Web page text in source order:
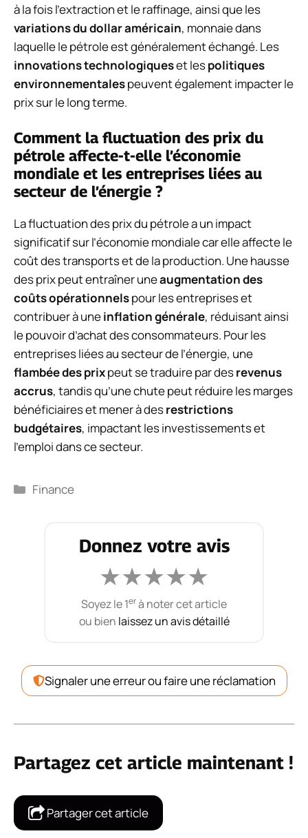
à la fois l’extraction et le raffinage, ainsi que les
variations du dollar américain, monnaie dans
laquelle le pétrole est généralement échangé. Les
innovations technologiqueset lespolitiques
environnementalespeuvent également impacter le
prix sur le long terme.
Comment la fluctuation des prix du
pétrole affecte-t-elle l’économie
mondiale et les entreprises liées au
secteur de l’énergie ?
La fluctuation des prix du pétrole a un impact
significatif sur l’économie mondiale car elle affecte le
coût des transports et de la production. Une hausse
des prix peut entraîner uneaugmentation des
coûts opérationnelspour les entreprises et
contribuer à uneinflation générale, réduisant ainsi
le pouvoir d’achat des consommateurs. Pour les
entreprises liées au secteur de l’énergie, une
flambée des prixpeut se traduire par desrevenus
accrus, tandis qu’une chute peut réduire les marges
bénéficiaires et mener à desrestrictions
budgétaires, impactant les investissements et
l’emploi dans ce secteur.
Catégories
Finance
Donnez votre avis
★★★★★
Soyez le 1erà noter cet article
ou bien laissez un avis détaillé
Signaler une erreur ou faire une réclamation
Partagez cet article maintenant !
Partager cet article